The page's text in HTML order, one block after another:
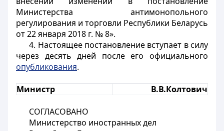
Министерства антимонопольного
регулирования и торговли Республики Беларусь
от 22 января 2018 г. № 8».
4. Настоящее постановление вступает в силу
через десять дней после его официального
опубликования.
Министр В.В.Колтович
СОГЛАСОВАНО
Министерство иностранных дел